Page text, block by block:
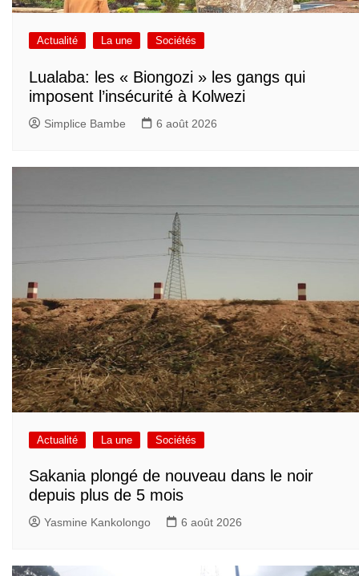
Actualité La une Sociétés
Lualaba: les « Biongozi » les gangs qui
imposent l’insécurité à Kolwezi
Simplice Bambe 6 août 2026
Actualité La une Sociétés
Sakania plongé de nouveau dans le noir
depuis plus de 5 mois
Yasmine Kankolongo 6 août 2026